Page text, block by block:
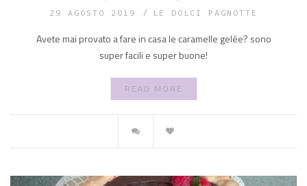
29 AGOSTO 2019 LE DOLCI PAGNOTTE
Avete mai provato a fare in casa le caramelle gelée? sono
super facili e super buone!
READ MORE